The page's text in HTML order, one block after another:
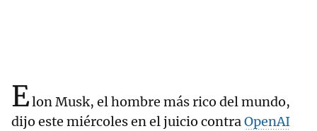
Elon Musk, el hombre más rico del mundo,
dijo este miércoles en el juicio contraOpenAI